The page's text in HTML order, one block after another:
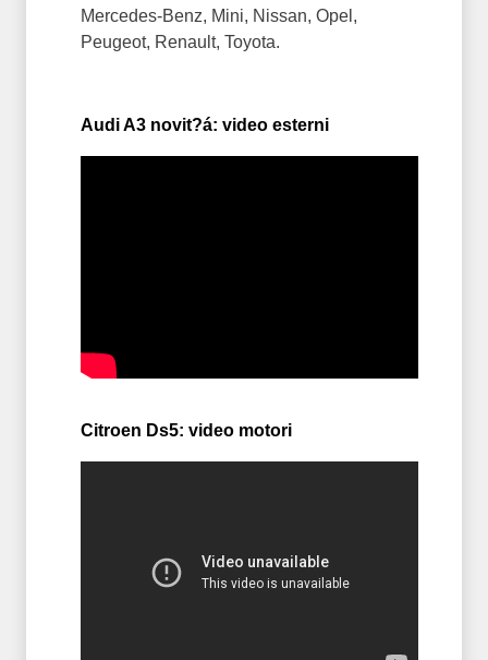
Mercedes-Benz, Mini, Nissan, Opel,
Peugeot, Renault, Toyota.
Audi A3 novit?á: video esterni
Citroen Ds5: video motori